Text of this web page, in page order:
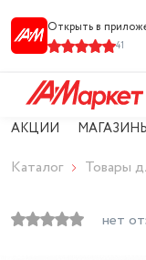
Открыть в
41
АКЦИИ
Каталог Товары
нет